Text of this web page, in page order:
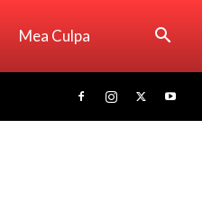
Mea Culpa